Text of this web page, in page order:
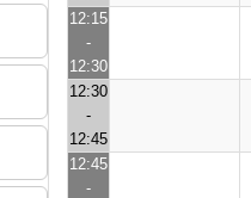
12:15
-
12:30
12:30
-
12:45
12:45
-